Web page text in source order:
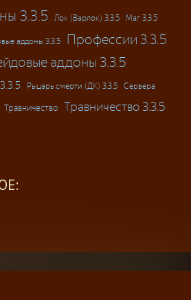
3.3.5 Лок (Варлок) 3.3.5 Маг 3.3.5
аддоны 3.3.5 Профессии 3.3.5
аддоны 3.3.5
Рыцарь смерти (ДК) 3.3.5 Сервера
Травничество Травничество 3.3.5